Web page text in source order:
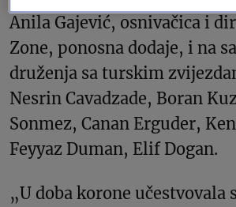
Anila Gajević, osnivačica i
Zone, ponosna dodaje, i na
druženja sa turskim
Nesrin Cavadzade, Boran
Sonmez, Canan Erguder,
Feyyaz Duman, Elif Dogan.
„U doba korone učestvovala